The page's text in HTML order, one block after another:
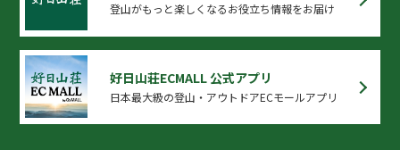
登山がもっと楽しくなるお役立ち情報をお届け
好日山荘ECMALL 公式アプリ
日本最大級の登山・アウトドアECモールアプリ